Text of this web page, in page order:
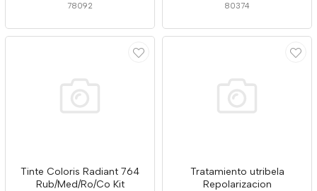
78092 80374
Tinte Coloris Radiant 764
Rub/Med/Ro/Co Kit
Tratamiento utribela
Repolarizacion